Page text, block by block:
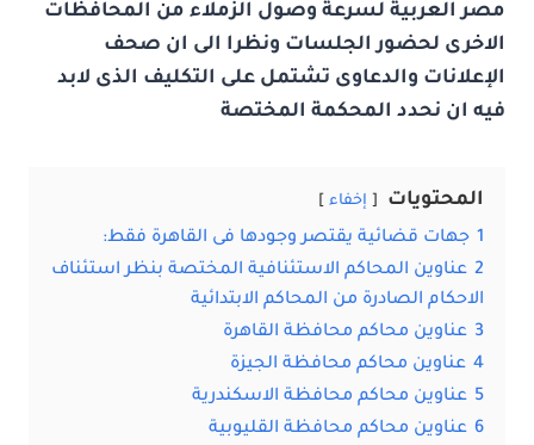
مصر العربية لسرعة وصول الزملاء من المحافظات
الاخرى لحضور الجلسات ونظرا الى ان صحف
الإعلانات والدعاوى تشتمل على التكليف الذى لابد
فيه ان نحدد المحكمة المختصة
المحتويات إخفاء
1 جهات قضائية يقتصر وجودها فى القاهرة فقط:
2 عناوين المحاكم الاستئنافية المختصة بنظر استئناف
الاحكام الصادرة من المحاكم الابتدائية
3 عناوين محاكم محافظة القاهرة
4 عناوين محاكم محافظة الجيزة
5 عناوين محاكم محافظة الاسكندرية
6 عناوين محاكم محافظة القليوبية